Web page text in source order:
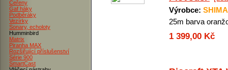
Čeřeny
Gaf háky
Podběráky
Vezírky
Sonary, echoloty
Humminbird
Matrix
Piranha MAX
Rozšiřující příslušenství
Série 900
SmartCast
Výrobce:
25m barva
1 399,00 Kč